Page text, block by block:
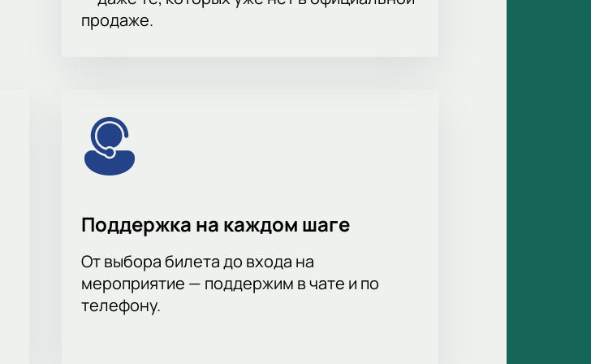
продаже.
Поддержка на каждом шаге
От выбора билета до входа на
мероприятие — поддержим в чате и по
телефону.